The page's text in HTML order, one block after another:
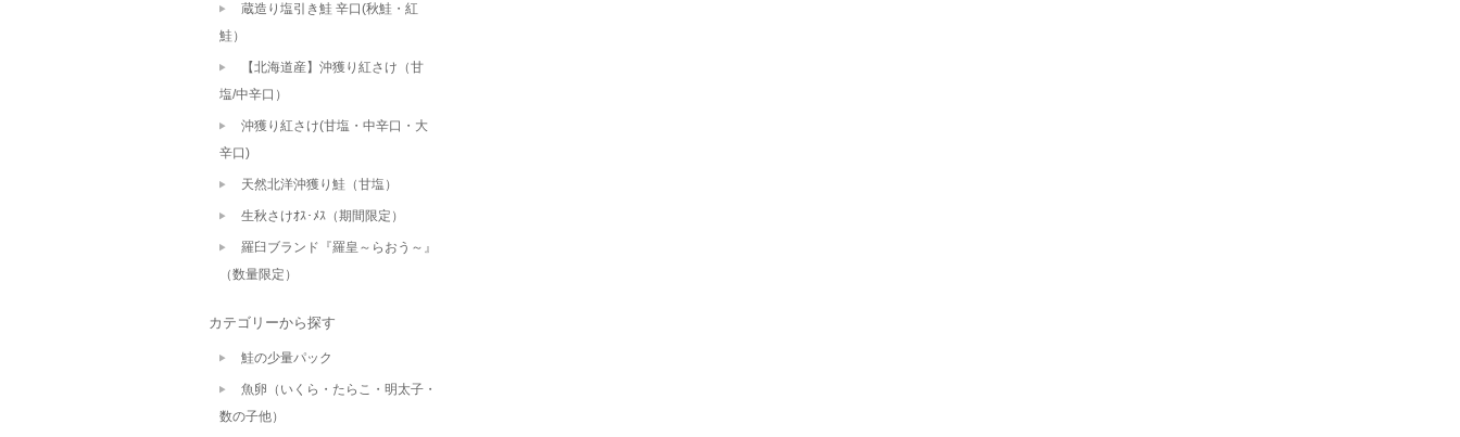
蔵造り塩引き鮭 辛口(秋鮭・紅
鮭）
【北海道産】沖獲り紅さけ（甘
塩/中辛口）
沖獲り紅さけ(甘塩・中辛口・大
辛口)
天然北洋沖獲り鮭（甘塩）
生秋さけｵｽ･ﾒｽ（期間限定）
羅臼ブランド『羅皇～らおう～』
（数量限定）
カテゴリーから探す
鮭の少量パック
魚卵（いくら・たらこ・明太子・
数の子他）